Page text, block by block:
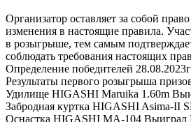
Организатор оставляет за собой
изменения в настоящие правила.
в розыгрыше, тем самым
соблюдать требования настоящих
Определение победителей
Результаты первого розыгрыша
Удилище HIGASHI Maruika 1.60m
Забродная куртка HIGASHI Asima-II
Оснастка HIGASHI MA-104